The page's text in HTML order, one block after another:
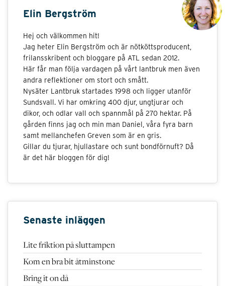
Elin Bergström
Hej och välkommen hit!
Jag heter Elin Bergström och är nötköttsproducent,
frilansskribent och bloggare på ATL sedan 2012.
Här får man följa vardagen på vårt lantbruk men även
andra reflektioner om stort och smått.
Nysäter Lantbruk startades 1998 och ligger utanför
Sundsvall. Vi har omkring 400 djur, ungtjurar och
dikor, och odlar vall och spannmål på 270 hektar. På
gården finns jag och min man Daniel, våra fyra barn
samt mellanchefen Greven som är en gris.
Gillar du tjurar, hjullastare och sunt bondförnuft? Då
är det här bloggen för dig!
Senaste inläggen
Lite friktion på sluttampen
Kom en bra bit åtminstone
Bring it on då